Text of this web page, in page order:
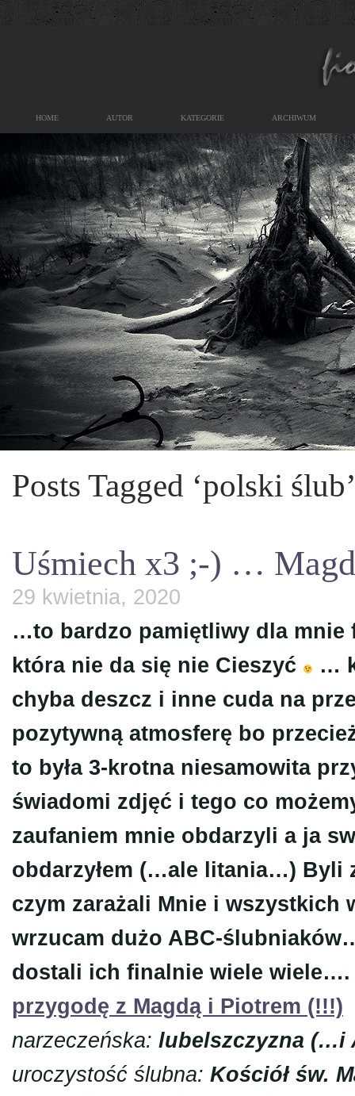
HOME AUTOR KATEGORIE ARCHIWUM
Posts Tagged ‘polski
Uśmiech x3 ;-) …
29 kwietnia, 2020
…to bardzo pamiętliwy dla mnie
która nie da się nie Cieszyć
…
chyba deszcz i inne cuda na
pozytywną atmosferę bo
to była 3-krotna niesamowita
świadomi zdjęć i tego co
zaufaniem mnie obdarzyli a ja
obdarzyłem (…ale litania…) Byli
czym zarażali Mnie i wszystkich
wrzucam dużo ABC-
dostali ich finalnie wiele
przygodę z Magdą i Piotrem (!!!)
narzeczeńska: lubelszczyzna (…i
uroczystość ślubna: Kościół św.